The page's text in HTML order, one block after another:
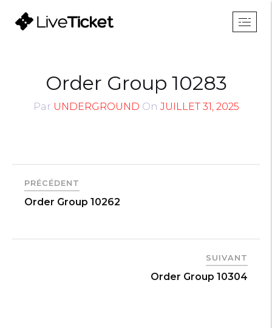
Order Group 10283
Par UNDERGROUND On JUILLET 31, 2025
PRÉCÉDENT
Order Group 10262
SUIVANT
Order Group 10304